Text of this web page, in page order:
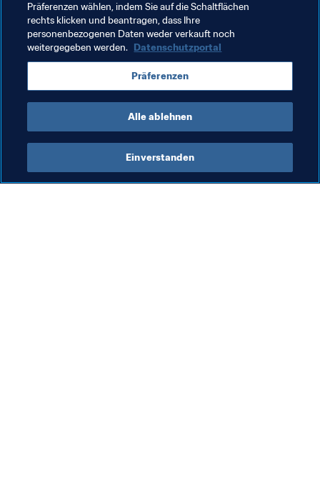
Dijon FCO mit dem Duo ‘Herozia’ and ‘Moolzn’ erwies
sich als Überraschungsteam des Turniers und zog
entgegen aller Voraussagen ins Finale ein. Allerdings
sollte es kein Fussballmärchen für das Team aus
Präferenzen wählen, indem Sie auf die Schaltflächen
rechts klicken und beantragen, dass Ihre
personenbezogenen Daten weder verkauft noch
weitergegeben werden. Datenschutzportal
Präferenzen
Alle ablehnen
Einverstanden